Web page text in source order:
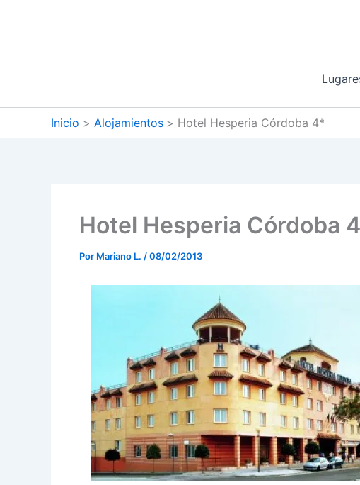
Inicio Alojamientos Hotel Hesperia Córdoba 4*
Hotel Hesperia Córdoba
Por Mariano L. /08/02/2013